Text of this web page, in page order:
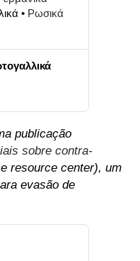
• Ρωσικά
publicação
sobre contra-
resource center), um
evasão de